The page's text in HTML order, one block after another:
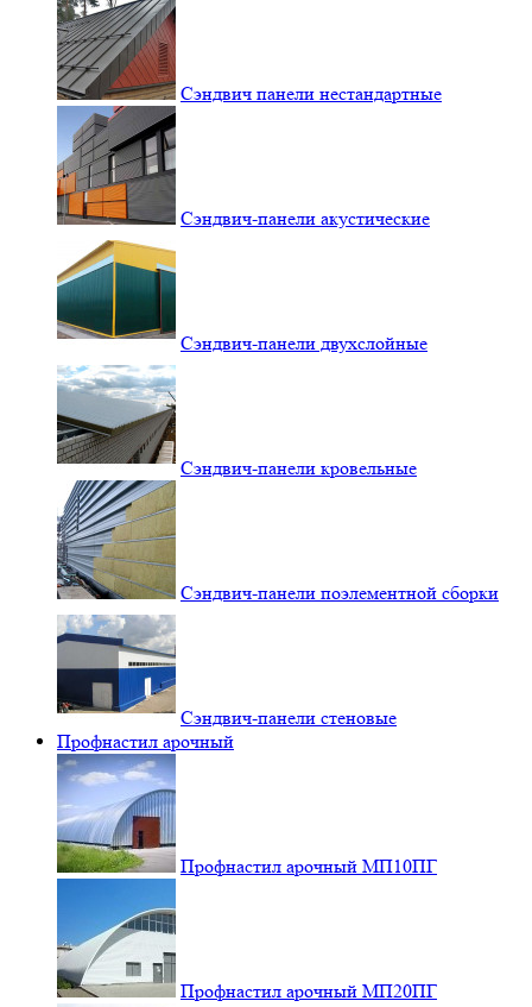
Сэндвич панели нестандартные
Сэндвич-панели акустические
Сэндвич-панели двухслойные
Сэндвич-панели кровельные
Сэндвич-панели поэлементной сборки
Сэндвич-панели стеновые
Профнастил арочный
Профнастил арочный МП10ПГ
Профнастил арочный МП20ПГ